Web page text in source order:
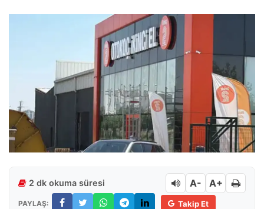
2 dk okuma süresi A- A+
PAYLAŞ: Takip Et